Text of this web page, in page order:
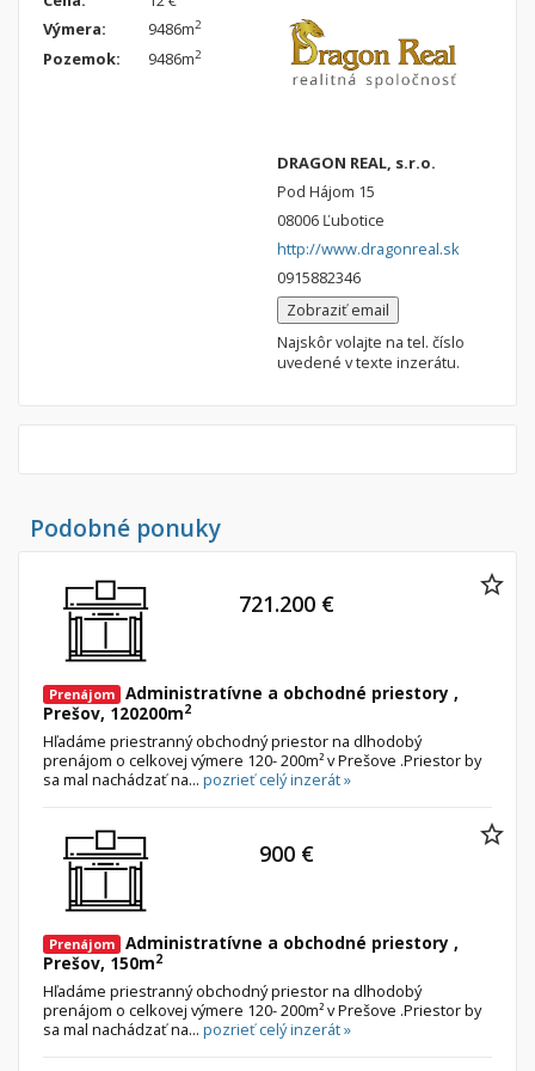
Výmera:
9486m2
Pozemok: 9486m2
DRAGON REAL, s.r.o.
Pod Hájom 15
08006 Ľubotice
http://www.dragonreal.sk
0915882346
Zobraziť email
Najskôr volajte na tel. číslo
uvedené v texte inzerátu.
Podobné ponuky
Prenájom Administratívne a obchodné priestory ,
Prešov, 120200m2
Hľadáme priestranný obchodný priestor na dlhodobý
prenájom o celkovej výmere 120- 200m² v Prešove .Priestor by
sa mal nachádzať na... pozrieť celý inzerát »
721.200 €
Prenájom Administratívne a obchodné priestory ,
Prešov, 150m2
Hľadáme priestranný obchodný priestor na dlhodobý
prenájom o celkovej výmere 120- 200m² v Prešove .Priestor by
sa mal nachádzať na... pozrieť celý inzerát »
900 €